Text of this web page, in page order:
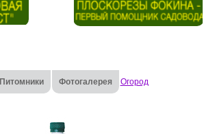
Питомники Фотогалерея Огород